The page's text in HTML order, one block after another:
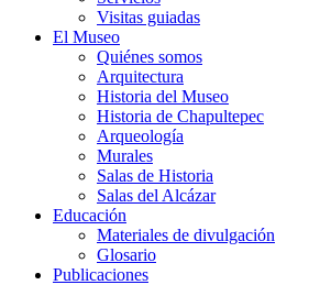
Visitas guiadas
El Museo
Quiénes somos
Arquitectura
Historia del Museo
Historia de Chapultepec
Arqueología
Murales
Salas de Historia
Salas del Alcázar
Educación
Materiales de divulgación
Glosario
Publicaciones